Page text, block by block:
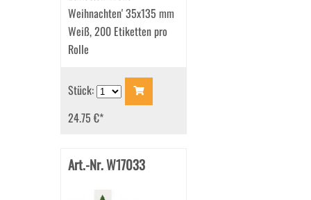
Weihnachten' 35x135 mm
Weiß, 200 Etiketten pro
Rolle
Stück:
24.75 €*
Art.-Nr. W17033